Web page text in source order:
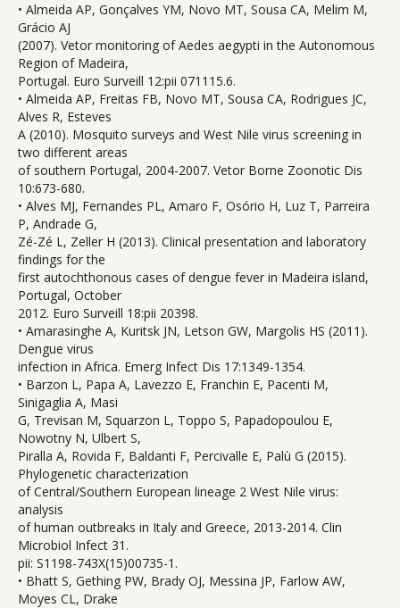
• Almeida AP, Gonçalves YM, Novo MT, Sousa CA, Melim M,
Grácio AJ
(2007). Vetor monitoring of Aedes aegypti in the Autonomous
Region of Madeira,
Portugal. Euro Surveill 12:pii 071115.6.
• Almeida AP, Freitas FB, Novo MT, Sousa CA, Rodrigues JC,
Alves R, Esteves
A (2010). Mosquito surveys and West Nile virus screening in
two different areas
of southern Portugal, 2004-2007. Vetor Borne Zoonotic Dis
10:673-680.
• Alves MJ, Fernandes PL, Amaro F, Osório H, Luz T, Parreira
P, Andrade G,
Zé-Zé L, Zeller H (2013). Clinical presentation and laboratory
findings for the
first autochthonous cases of dengue fever in Madeira island,
Portugal, October
2012. Euro Surveill 18:pii 20398.
• Amarasinghe A, Kuritsk JN, Letson GW, Margolis HS (2011).
Dengue virus
infection in Africa. Emerg Infect Dis 17:1349-1354.
• Barzon L, Papa A, Lavezzo E, Franchin E, Pacenti M,
Sinigaglia A, Masi
G, Trevisan M, Squarzon L, Toppo S, Papadopoulou E,
Nowotny N, Ulbert S,
Piralla A, Rovida F, Baldanti F, Percivalle E, Palù G (2015).
Phylogenetic characterization
of Central/Southern European lineage 2 West Nile virus:
analysis
of human outbreaks in Italy and Greece, 2013-2014. Clin
Microbiol Infect 31.
pii: S1198-743X(15)00735-1.
• Bhatt S, Gething PW, Brady OJ, Messina JP, Farlow AW,
Moyes CL, Drake